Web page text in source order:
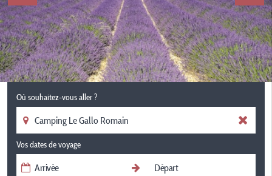
Où souhaitez-vous aller ?
Vos dates de voyage